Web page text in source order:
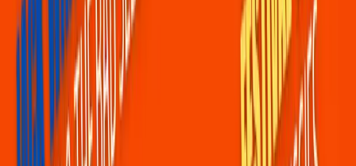
BEWAARSERVICE
En als je dan van alle bovenstaande artiesten een
exclusief gesigneerd exemplaar hebt bemachtigd, heb je
natuurlijk geen zin om daarmee over het festivalterrein
te slenteren. Of dat je terug naar je tent moet om het
daar te verstoppen. STOP DAAR MEE!